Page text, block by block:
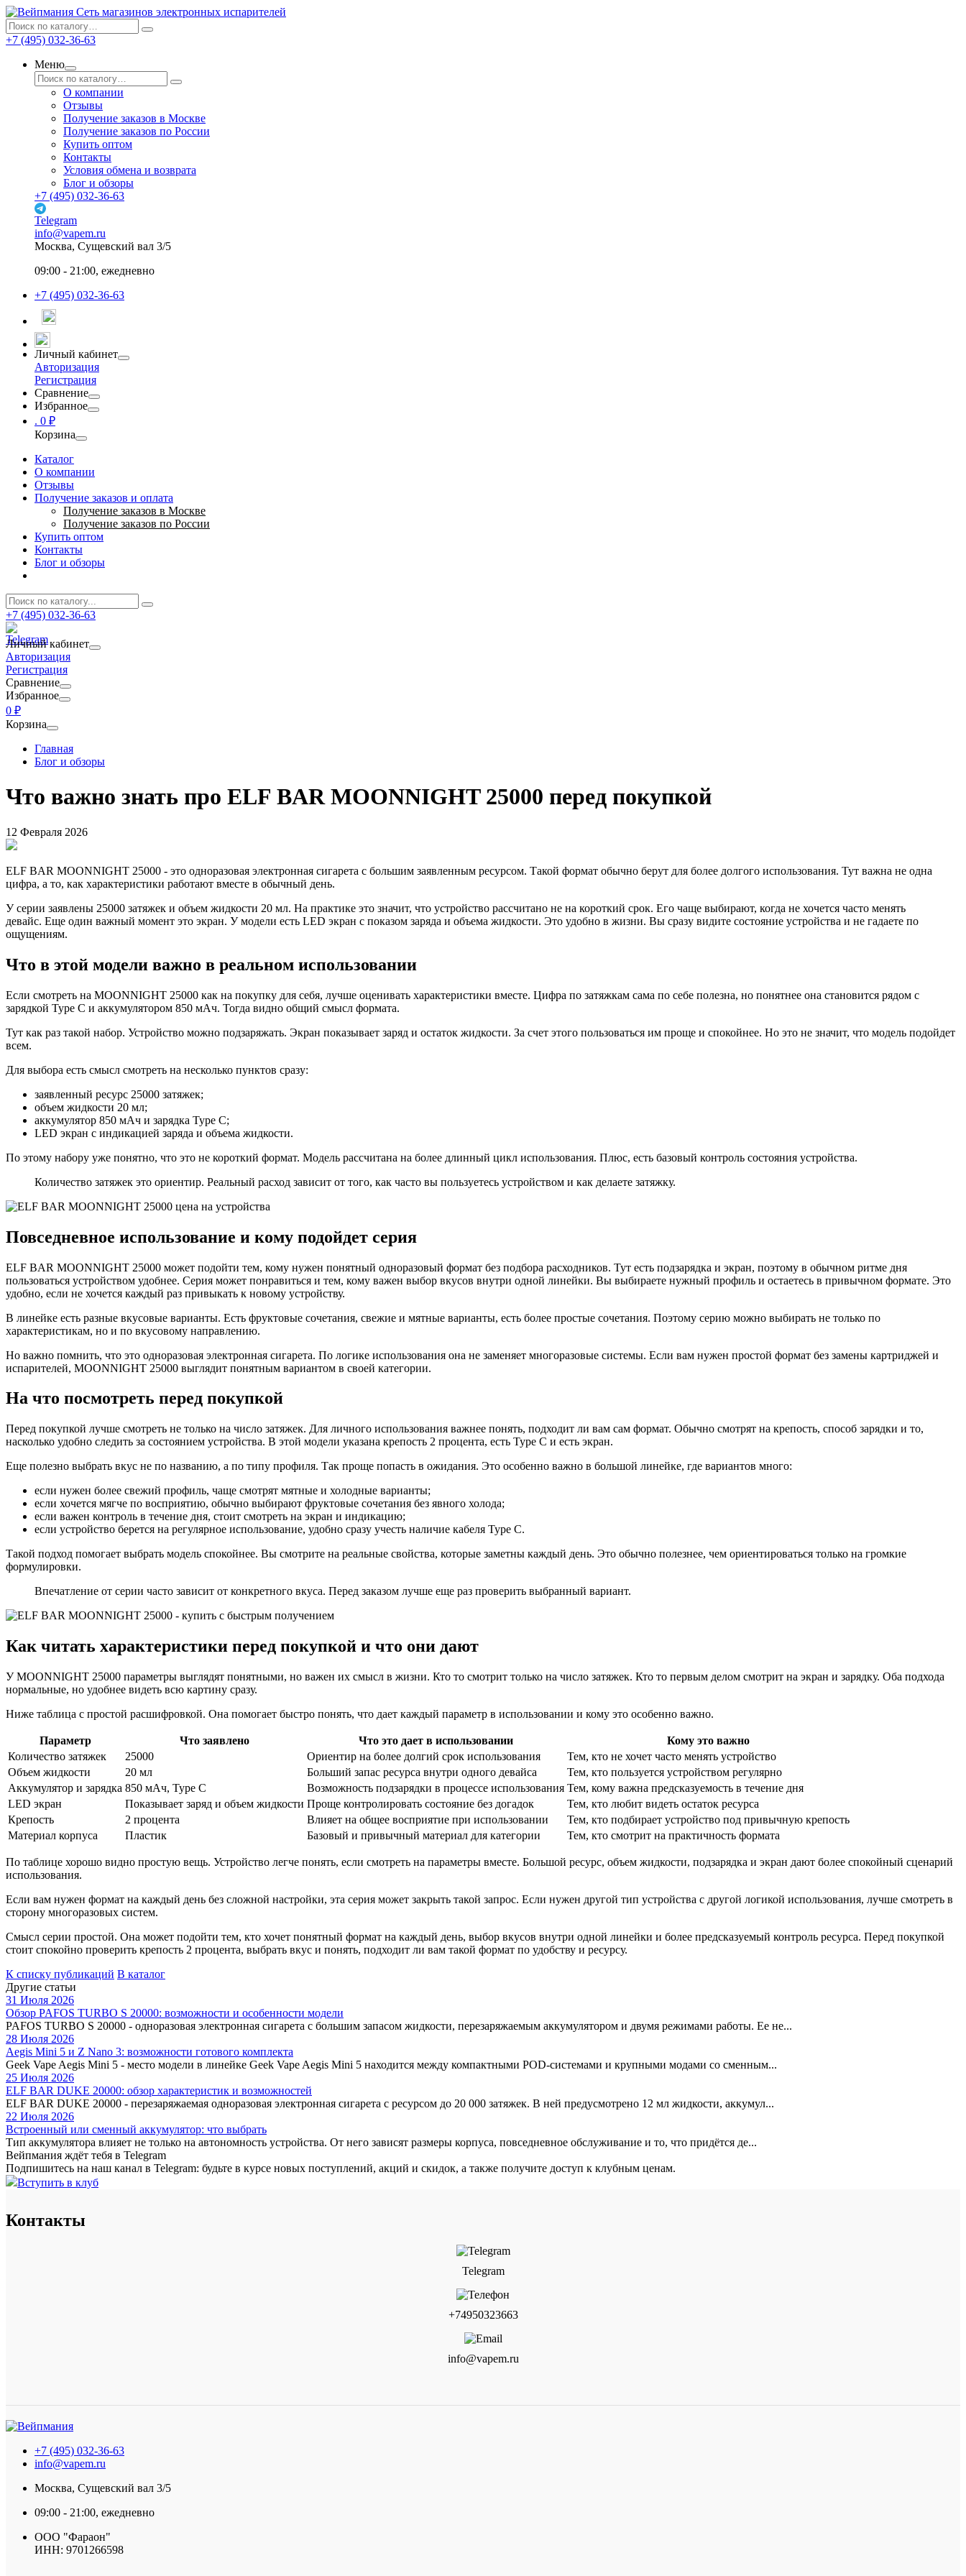
Сеть магазинов электронных испарителей
+7 (495) 032-36-63
Меню
О компании
Отзывы
Получение заказов в Москве
Получение заказов по России
Купить оптом
Контакты
Условия обмена и возврата
Блог и обзоры
+7 (495) 032-36-63
Telegram
info@vapem.ru
Москва, Сущевский вал 3/5
09:00 - 21:00, ежедневно
+7 (495) 032-36-63
Личный кабинет
Авторизация
Регистрация
Сравнение
Избранное
. 0 ₽
Корзина
Каталог
О компании
Отзывы
Получение заказов и оплата
Получение заказов в Москве
Получение заказов по России
Купить оптом
Контакты
Блог и обзоры
+7 (495) 032-36-63
Личный кабинет
Авторизация
Регистрация
Сравнение
Избранное
0 ₽
Корзина
Главная
Блог и обзоры
Что важно знать про ELF BAR MOONNIGHT 25000 перед покупкой
12 Февраля 2026
ELF BAR MOONNIGHT 25000 - это одноразовая электронная сигарета с большим заявленным ресурсом. Такой формат обычно берут для более долгого использования. Тут важна не одна
цифра, а то, как характеристики работают вместе в обычный день.
У серии заявлены 25000 затяжек и объем жидкости 20 мл. На практике это значит, что устройство рассчитано не на короткий срок. Его чаще выбирают, когда не хочется часто менять
девайс. Еще один важный момент это экран. У модели есть LED экран с показом заряда и объема жидкости. Это удобно в жизни. Вы сразу видите состояние устройства и не гадаете по
ощущениям.
Что в этой модели важно в реальном использовании
Если смотреть на MOONNIGHT 25000 как на покупку для себя, лучше оценивать характеристики вместе. Цифра по затяжкам сама по себе полезна, но понятнее она становится рядом с
зарядкой Type C и аккумулятором 850 мАч. Тогда видно общий смысл формата.
Тут как раз такой набор. Устройство можно подзаряжать. Экран показывает заряд и остаток жидкости. За счет этого пользоваться им проще и спокойнее. Но это не значит, что модель подойдет
всем.
Для выбора есть смысл смотреть на несколько пунктов сразу:
заявленный ресурс 25000 затяжек;
объем жидкости 20 мл;
аккумулятор 850 мАч и зарядка Type C;
LED экран с индикацией заряда и объема жидкости.
По этому набору уже понятно, что это не короткий формат. Модель рассчитана на более длинный цикл использования. Плюс, есть базовый контроль состояния устройства.
Количество затяжек это ориентир. Реальный расход зависит от того, как часто вы пользуетесь устройством и как делаете затяжку.
Повседневное использование и кому подойдет серия
ELF BAR MOONNIGHT 25000 может подойти тем, кому нужен понятный одноразовый формат без подбора расходников. Тут есть подзарядка и экран, поэтому в обычном ритме дня
пользоваться устройством удобнее. Серия может понравиться и тем, кому важен выбор вкусов внутри одной линейки. Вы выбираете нужный профиль и остаетесь в привычном формате. Это
удобно, если не хочется каждый раз привыкать к новому устройству.
В линейке есть разные вкусовые варианты. Есть фруктовые сочетания, свежие и мятные варианты, есть более простые сочетания. Поэтому серию можно выбирать не только по
характеристикам, но и по вкусовому направлению.
Но важно помнить, что это одноразовая электронная сигарета. По логике использования она не заменяет многоразовые системы. Если вам нужен простой формат без замены картриджей и
испарителей, MOONNIGHT 25000 выглядит понятным вариантом в своей категории.
На что посмотреть перед покупкой
Перед покупкой лучше смотреть не только на число затяжек. Для личного использования важнее понять, подходит ли вам сам формат. Обычно смотрят на крепость, способ зарядки и то,
насколько удобно следить за состоянием устройства. В этой модели указана крепость 2 процента, есть Type C и есть экран.
Еще полезно выбрать вкус не по названию, а по типу профиля. Так проще попасть в ожидания. Это особенно важно в большой линейке, где вариантов много:
если нужен более свежий профиль, чаще смотрят мятные и холодные варианты;
если хочется мягче по восприятию, обычно выбирают фруктовые сочетания без явного холода;
если важен контроль в течение дня, стоит смотреть на экран и индикацию;
если устройство берется на регулярное использование, удобно сразу учесть наличие кабеля Type C.
Такой подход помогает выбрать модель спокойнее. Вы смотрите на реальные свойства, которые заметны каждый день. Это обычно полезнее, чем ориентироваться только на громкие
формулировки.
Впечатление от серии часто зависит от конкретного вкуса. Перед заказом лучше еще раз проверить выбранный вариант.
Как читать характеристики перед покупкой и что они дают
У MOONNIGHT 25000 параметры выглядят понятными, но важен их смысл в жизни. Кто то смотрит только на число затяжек. Кто то первым делом смотрит на экран и зарядку. Оба подхода
нормальные, но удобнее видеть всю картину сразу.
Ниже таблица с простой расшифровкой. Она помогает быстро понять, что дает каждый параметр в использовании и кому это особенно важно.
Параметр Что заявлено Что это дает в использовании
Кому это важно
Количество затяжек
25000 Ориентир на более долгий срок использования
Тем, кто не хочет часто менять устройство
Объем жидкости
20 мл Больший запас ресурса внутри одного девайса
Тем, кто пользуется устройством регулярно
Аккумулятор и зарядка 850 мАч, Type C Возможность подзарядки в процессе использования Тем, кому важна предсказуемость в течение дня
LED экран
Показывает заряд и объем жидкости Проще контролировать состояние без догадок
Тем, кто любит видеть остаток ресурса
Крепость
2 процента Влияет на общее восприятие при использовании
Тем, кто подбирает устройство под привычную крепость
Материал корпуса
Пластик Базовый и привычный материал для категории Тем, кто смотрит на практичность формата
По таблице хорошо видно простую вещь. Устройство легче понять, если смотреть на параметры вместе. Большой ресурс, объем жидкости, подзарядка и экран дают более спокойный сценарий
использования.
Если вам нужен формат на каждый день без сложной настройки, эта серия может закрыть такой запрос. Если нужен другой тип устройства с другой логикой использования, лучше смотреть в
сторону многоразовых систем.
Смысл серии простой. Она может подойти тем, кто хочет понятный формат на каждый день, выбор вкусов внутри одной линейки и более предсказуемый контроль ресурса. Перед покупкой
стоит спокойно проверить крепость 2 процента, выбрать вкус и понять, подходит ли вам такой формат по удобству и ресурсу.
К списку публикаций В каталог
Другие статьи
31 Июля 2026
Обзор PAFOS TURBO S 20000: возможности и особенности модели
PAFOS TURBO S 20000 - одноразовая электронная сигарета с большим запасом жидкости, перезаряжаемым аккумулятором и двумя режимами работы. Ее не...
28 Июля 2026
Aegis Mini 5 и Z Nano 3: возможности готового комплекта
Geek Vape Aegis Mini 5 - место модели в линейке Geek Vape Aegis Mini 5 находится между компактными POD-системами и крупными модами со сменным...
25 Июля 2026
ELF BAR DUKE 20000: обзор характеристик и возможностей
ELF BAR DUKE 20000 - перезаряжаемая одноразовая электронная сигарета с ресурсом до 20 000 затяжек. В ней предусмотрено 12 мл жидкости, аккумул...
22 Июля 2026
Встроенный или сменный аккумулятор: что выбрать
Тип аккумулятора влияет не только на автономность устройства. От него зависят размеры корпуса, повседневное обслуживание и то, что придётся де...
Вейпмания ждёт тебя в Telegram
Подпишитесь на наш канал в Telegram: будьте в курсе новых поступлений, акций и скидок, а также получите доступ к клубным ценам.
Вступить в клуб
Контакты
Telegram
+74950323663
info@vapem.ru
+7 (495) 032-36-63
info@vapem.ru
Москва, Сущевский вал 3/5
09:00 - 21:00, ежедневно
ООО "Фараон"
ИНН: 9701266598